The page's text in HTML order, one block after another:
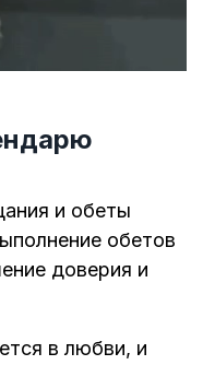
и обеты
обетов
доверия и
в любви, и